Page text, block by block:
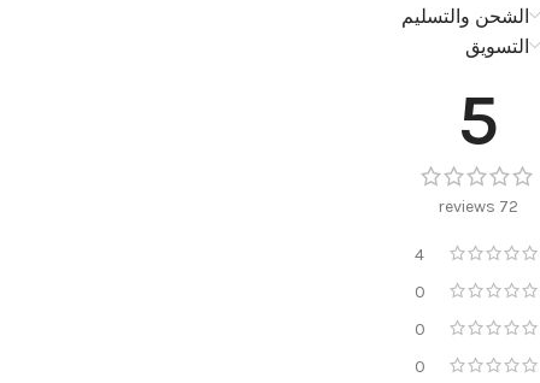
الشحن والتسليم
التسويق
5
72 reviews
4
0
0
0